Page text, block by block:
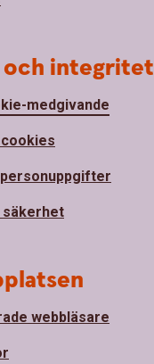
och integritet
medgivande
personuppgifter
säkerhet
webbläsare